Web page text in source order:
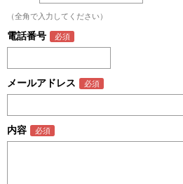
（全角で入力してください）
電話番号
メールアドレス
内容